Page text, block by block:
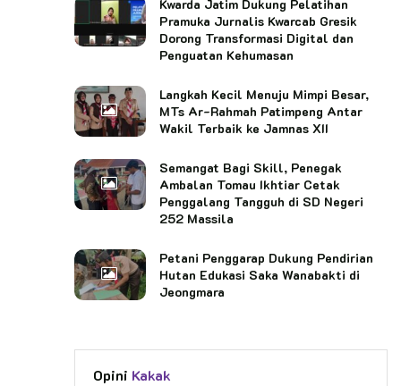
Kwarda Jatim Dukung Pelatihan
Pramuka Jurnalis Kwarcab Gresik
Dorong Transformasi Digital dan
Penguatan Kehumasan
Langkah Kecil Menuju Mimpi Besar,
MTs Ar-Rahmah Patimpeng Antar
Wakil Terbaik ke Jamnas XII
Semangat Bagi Skill, Penegak
Ambalan Tomau Ikhtiar Cetak
Penggalang Tangguh di SD Negeri
252 Massila
Petani Penggarap Dukung Pendirian
Hutan Edukasi Saka Wanabakti di
Jeongmara
Opini Kakak